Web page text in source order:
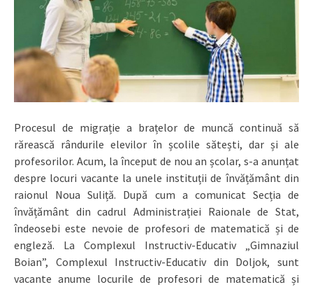
Procesul de migrație a brațelor de muncă continuă să
rărească rândurile elevilor în școlile sătești, dar și ale
profesorilor. Acum, la început de nou an școlar, s-a anunțat
despre locuri vacante la unele instituții de învățământ din
raionul Noua Suliță. După cum a comunicat Secția de
învățământ din cadrul Administrației Raionale de Stat,
îndeosebi este nevoie de profesori de matematică și de
engleză. La Complexul Instructiv-Educativ „Gimnaziul
Boian”, Complexul Instructiv-Educativ din Doljok, sunt
vacante anume locurile de profesori de matematică și